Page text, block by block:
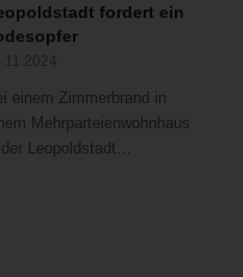
fordert ein
einem Zimmerbrand in
Mehrparteienwohnhaus
Leopoldstadt…